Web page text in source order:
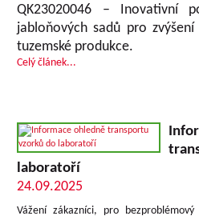
QK23020046 – Inovativní
jabloňových sadů pro zvýšení
tuzemské produkce.
Celý článek...
laboratoří
24.09.2025
Vážení zákazníci, pro